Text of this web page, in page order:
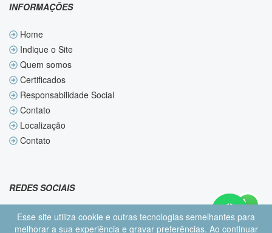
Esse site utiliza cookie e outras tecnologias semelhantes para
melhorar a sua experiência e gravar preferências. Ao continuar
INFORMAÇÕES
Home
Indique o Site
Quem somos
Certificados
Responsabilidade Social
Contato
Localização
Contato
REDES SOCIAIS